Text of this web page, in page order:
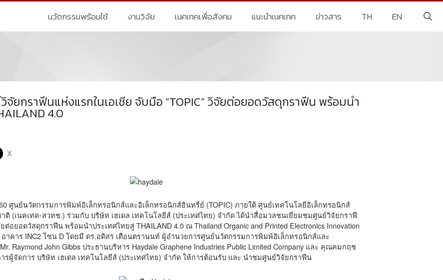
นวัตกรรมพร้อมใช้ งานวิจัย เนคเทคเพื่อสังคม แนะนำเนคเทค ข่าวสาร TH EN
จัยกราฟีนแห่งแรกในเอเชีย จับมือ “TOPIC” วิจัยต่อยอดวัสดุกราฟีน พร้อมนำ
4.0
X
ศูนย์นวัตกรรมการพิมพ์อิเล็กทรอนิกส์และอิเล็กทรอนิกส์อินทรีย์ (TOPIC) ภายใต้ ศูนย์เทคโนโลยีอิเล็กทรอนิกส์
ติ (เนคเทค-สวทช.) ร่วมกับ บริษัท เฮเดล เทคโนโลยีส์ (ประเทศไทย) จำกัด ได้นำสื่อมวลชนเยี่ยมชมศูนย์วิจัยกราฟี
ต่อยอดวัสดุกราฟีน พร้อมนำประเทศไทยสู่ THAILAND 4.0 ณ Thailand Organic and Printed Electronics Innovation
อาคาร INC2 โซน D โดยมี ดร.อดิสร เตือนตรานนท์ ผู้อำนวยการศูนย์นวัตกรรมการพิมพ์อิเล็กทรอนิกส์และ
Raymond John Gibbs ประธานบริหาร Haydale Graphene Industries Public Limited Company และ คุณคมกฤช
รผู้จัดการ บริษัท เฮเดล เทคโนโลยีส์ (ประเทศไทย) จำกัด ให้การต้อนรับ และ นำชมศูนย์วิจัยกราฟีน